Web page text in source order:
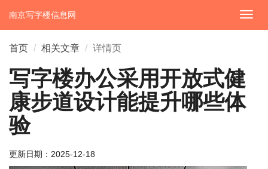
切
换
南京写字楼信息网
首页 相关文章 详情页
写字楼办公采用开放式健
康步道设计能提升哪些体
验
更新日期： 2025-12-18